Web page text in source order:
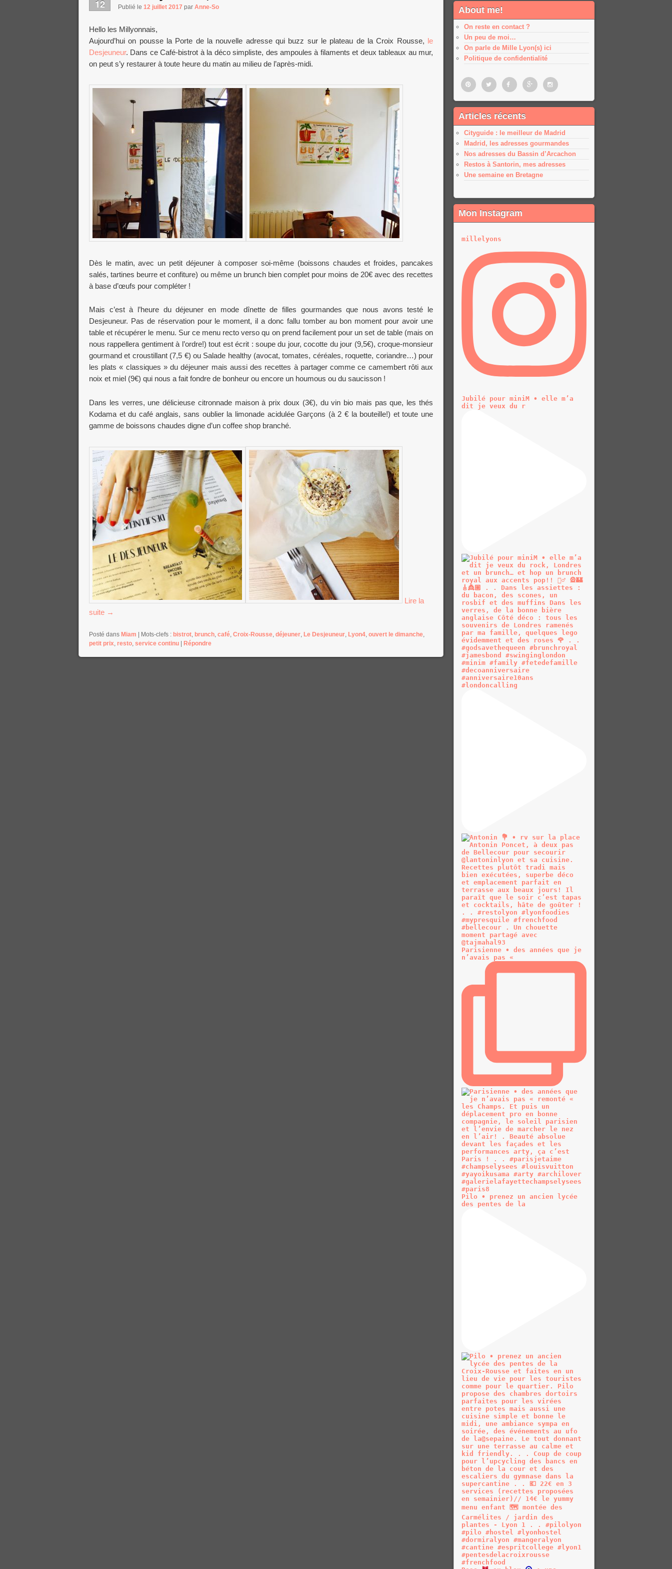
12 Publié le 12 juillet 2017 par Anne-So
Hello les Millyonnais,
Aujourd’hui on pousse la Porte de la nouvelle adresse qui buzz sur le plateau de la Croix Rousse, le
Desjeuneur. Dans ce Café-bistrot à la déco simpliste, des ampoules à filaments et deux tableaux au mur,
on peut s’y restaurer à toute heure du matin au milieu de l’après-midi.
Dès le matin, avec un petit déjeuner à composer soi-même (boissons chaudes et froides, pancakes
salés, tartines beurre et confiture) ou même un brunch bien complet pour moins de 20€ avec des recettes
à base d’œufs pour compléter !
Mais c’est à l’heure du déjeuner en mode dînette de filles gourmandes que nous avons testé le
Desjeuneur. Pas de réservation pour le moment, il a donc fallu tomber au bon moment pour avoir une
table et récupérer le menu. Sur ce menu recto verso qu on prend facilement pour un set de table (mais on
nous rappellera gentiment à l’ordre!) tout est écrit : soupe du jour, cocotte du jour (9,5€), croque-monsieur
gourmand et croustillant (7,5 €) ou Salade healthy (avocat, tomates, céréales, roquette, coriandre…) pour
les plats « classiques » du déjeuner mais aussi des recettes à partager comme ce camembert rôti aux
noix et miel (9€) qui nous a fait fondre de bonheur ou encore un houmous ou du saucisson !
Dans les verres, une délicieuse citronnade maison à prix doux (3€), du vin bio mais pas que, les thés
Kodama et du café anglais, sans oublier la limonade acidulée Garçons (à 2 € la bouteille!) et toute une
gamme de boissons chaudes digne d’un coffee shop branché.
Lire la
suite →
Posté dans Miam Mots-clefs : bistrot, brunch, café, Croix-Rousse, déjeuner, Le Desjeuneur, Lyon4, ouvert le dimanche,
petit prix, resto, service continu Répondre
About me!
On reste en contact ?
Un peu de moi…
On parle de Mille Lyon(s) ici
Politique de confidentialité
PinterestTwitter FacebookGoogle
plus
Google
Articles récents
Cityguide : le meilleur de Madrid
Madrid, les adresses gourmandes
Nos adresses du Bassin d’Arcachon
Restos à Santorin, mes adresses
Une semaine en Bretagne
Mon Instagram
millelyons
Jubilé pour miniM • elle m’a
dit je veux du r
Parisienne • des années que je
n’avais pas «
Pilo • prenez un ancien lycée
des pentes de la